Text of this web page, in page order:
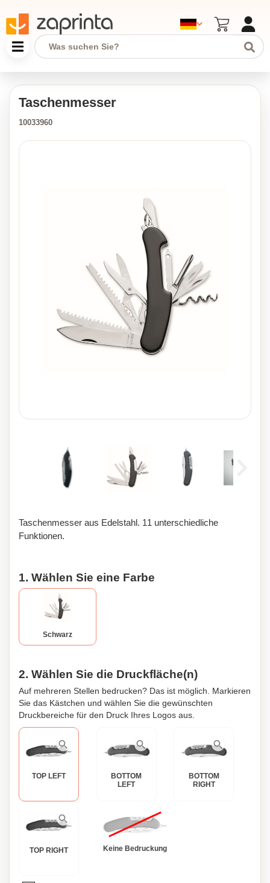
Taschenmesser
10033960
Taschenmesser aus Edelstahl. 11 unterschiedliche
Funktionen.
1. Wählen Sie eine Farbe
Schwarz
2. Wählen Sie die Druckfläche(n)
Auf mehreren Stellen bedrucken? Das ist möglich. Markieren
Sie das Kästchen und wählen Sie die gewünschten
Druckbereiche für den Druck Ihres Logos aus.
TOP LEFT
BOTTOM
LEFT
BOTTOM
RIGHT
TOP RIGHT Keine Bedruckung